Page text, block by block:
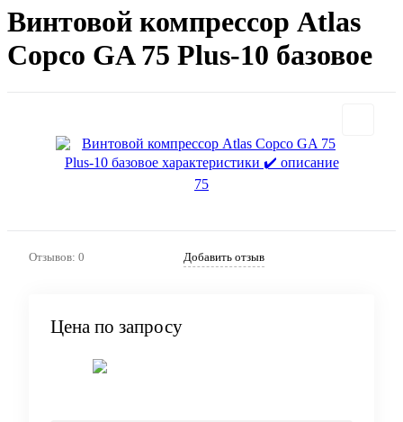
Винтовой компрессор Atlas
Copco GA 75 Plus-10 базовое
Отзывов: 0 Добавить отзыв
Цена по запросу